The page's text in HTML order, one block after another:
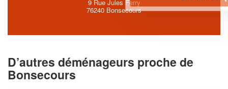
9 Rue Jules Ferry
76240 Bonsecours
D’autres déménageurs proche de
Bonsecours